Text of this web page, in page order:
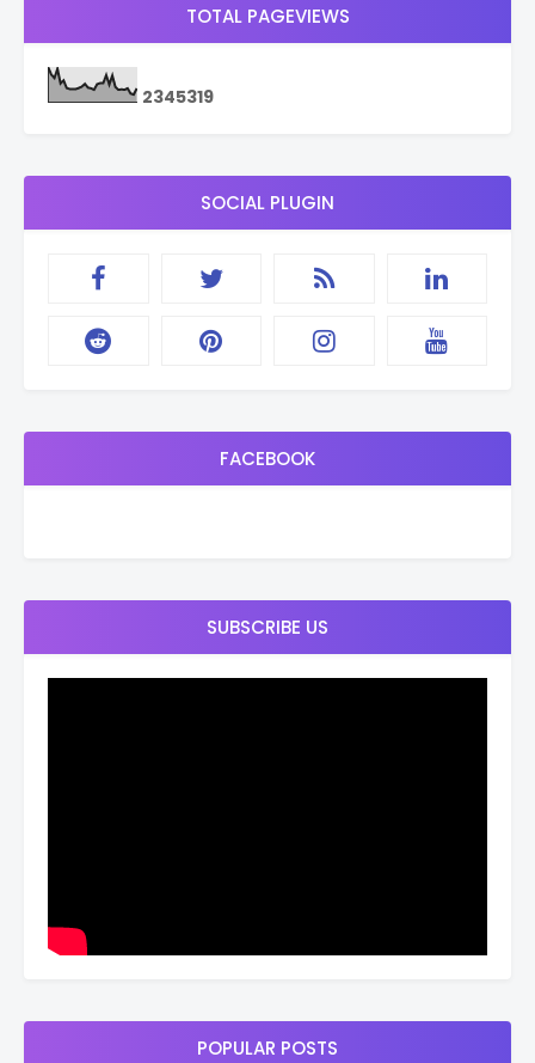
TOTAL PAGEVIEWS
2345319
SOCIAL PLUGIN
FACEBOOK
SUBSCRIBE US
POPULAR POSTS